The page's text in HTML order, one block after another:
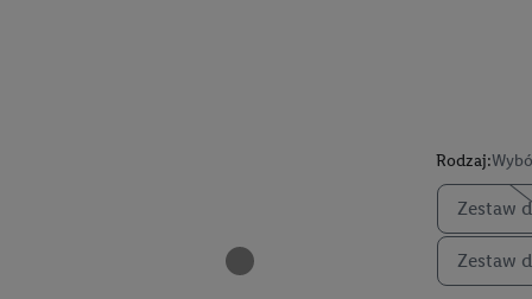
Rodzaj:
Zestaw
Zestaw